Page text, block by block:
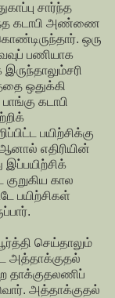
சார்ந்த
கடாபி அண்ணை
ஒரு
பணியாக
ஒதுக்கி
கடாபி
பயிற்சிக்கு
எதிரியின்
கால
பயிற்சிகள்
செய்தாலும்
அத்தாக்குதல்
தாக்குதலணிப்
அத்தாக்குதல்